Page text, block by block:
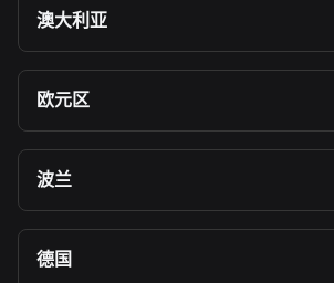
澳大利亚
欧元区
波兰
德国